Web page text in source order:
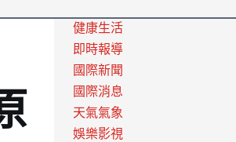
健康生活
即時報導
國際新聞
國際消息
天氣氣象
娛樂影視